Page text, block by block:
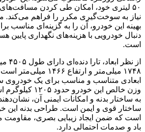
۵۰ لیتری خود، امکان طی کردن
نیاز به سوخت‌گیری مکرر را فراهم
بهینه این خودرو، آن را به گزینه‌ای مناسب
دنبال خودرویی با هزینه‌های نگهداری پایین
است.
از
۱۷۴۸ میلی‌متر و ارتفاع ۱۴۶۶
ابعادی متناسب و مناسب برای یک
وزن خالص این خودرو
به ساختار بدنه و امکانات ایمنی آن،
ساختار قوی و ایمن است. طراحی بدنه این
است که ضمن ایجاد زیبایی بصری، مقاومت
باد و صدمات احتمالی دارد.